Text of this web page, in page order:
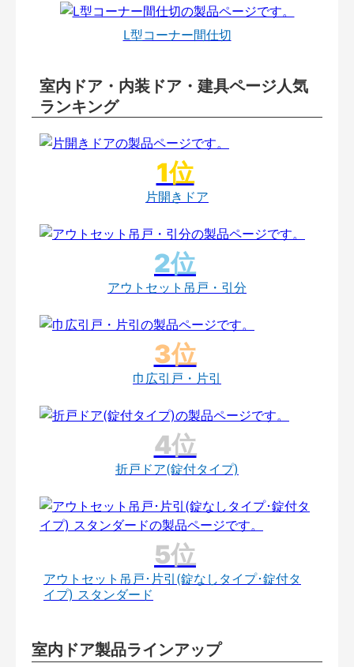
L型コーナー間仕切
室内ドア・内装ドア・建具ページ人気
ランキング
片開きドア
アウトセット吊戸・引分
巾広引戸・片引
折戸ドア(錠付タイプ)
アウトセット吊戸･片引(錠なしタイプ･錠付タ
イプ) スタンダード
室内ドア製品ラインアップ